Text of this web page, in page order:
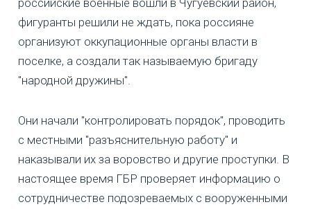
фигуранты решили не ждать, пока россияне
организуют оккупационные органы власти в
поселке, а создали так называемую бригаду
"народной дружины".
Они начали "контролировать порядок", проводить
с местными "разъяснительную работу" и
наказывали их за воровство и другие проступки. В
настоящее время ГБР проверяет информацию о
сотрудничестве подозреваемых с вооруженными